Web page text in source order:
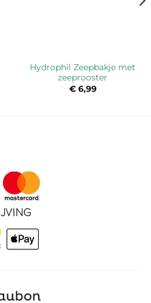
Hydrophil Zeepbakje met
zeeprooster
€6,99